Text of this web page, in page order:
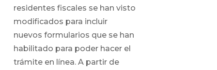
residentes fiscales se han visto
modificados para incluir
nuevos formularios que se han
habilitado para poder hacer el
trámite en línea. A partir de